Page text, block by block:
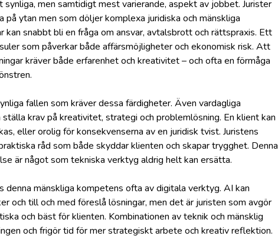
men samtidigt mest varierande, aspekt av jobbet. Jurister
ytan men som döljer komplexa juridiska och mänskliga
kan snabbt bli en fråga om ansvar, avtalsbrott och rättspraxis. Ett
som påverkar både affärsmöjligheter och ekonomisk risk. Att
kräver både erfarenhet och kreativitet – och ofta en förmåga
fallen som kräver dessa färdigheter. Även vardagliga
ställa krav på kreativitet, strategi och problemlösning. En klient kan
eller orolig för konsekvenserna av en juridisk tvist. Juristens
råd som både skyddar klienten och skapar trygghet. Denna
är något som tekniska verktyg aldrig helt kan ersätta.
mänskliga kompetens ofta av digitala verktyg. AI kan
och till och med föreslå lösningar, men det är juristen som avgör
och bäst för klienten. Kombinationen av teknik och mänsklig
och frigör tid för mer strategiskt arbete och kreativ reflektion.